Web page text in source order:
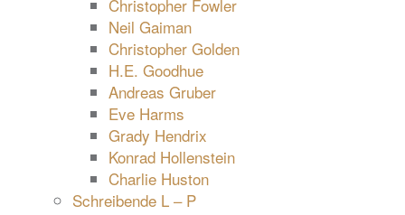
Christopher Fowler
Neil Gaiman
Christopher Golden
H.E. Goodhue
Andreas Gruber
Eve Harms
Grady Hendrix
Konrad Hollenstein
Charlie Huston
Schreibende L – P